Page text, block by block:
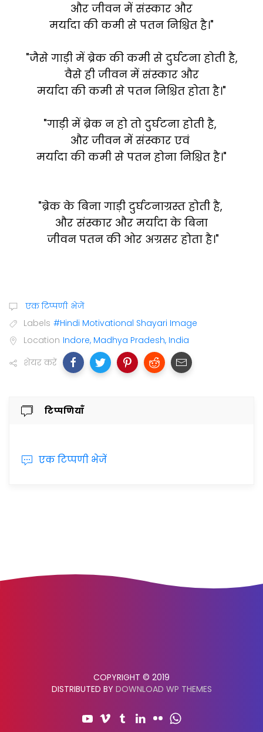
और जीवन में संस्कार और
मर्यादा की कमी से पतन निश्चित है।"
"जैसे गाड़ी में ब्रेक की कमी से दुर्घटना होती है,
वैसे ही जीवन में संस्कार और
मर्यादा की कमी से पतन निश्चित होता है।"
"गाड़ी में ब्रेक न हो तो दुर्घटना होती है,
और जीवन में संस्कार एवं
मर्यादा की कमी से पतन होना निश्चित है।"
"ब्रेक के बिना गाड़ी दुर्घटनाग्रस्त होती है,
और संस्कार और मर्यादा के बिना
जीवन पतन की ओर अग्रसर होता है।"
एक टिप्पणी भेजें
Labels #Hindi Motivational Shayari Image
Location Indore, Madhya Pradesh, India
शेयर करें
टिप्पणियाँ
एक टिप्पणी भेजें
COPYRIGHT © 2019
DISTRIBUTED BY DOWNLOAD WP THEMES